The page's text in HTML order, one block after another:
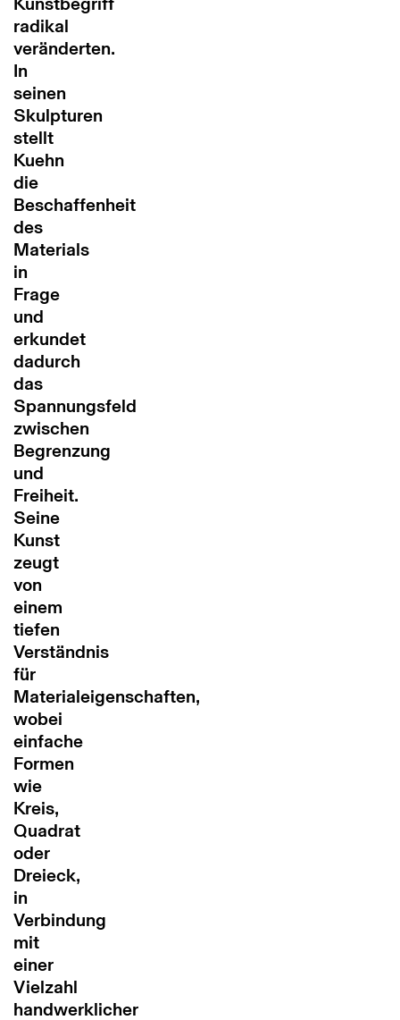
Kunstbegriff
radikal
veränderten.
In
seinen
Skulpturen
stellt
Kuehn
die
Beschaffenheit
des
Materials
in
Frage
und
erkundet
dadurch
das
Spannungsfeld
zwischen
Begrenzung
und
Freiheit.
Seine
Kunst
zeugt
von
einem
tiefen
Verständnis
für
Materialeigenschaften,
wobei
einfache
Formen
wie
Kreis,
Quadrat
oder
Dreieck,
in
Verbindung
mit
einer
Vielzahl
handwerklicher